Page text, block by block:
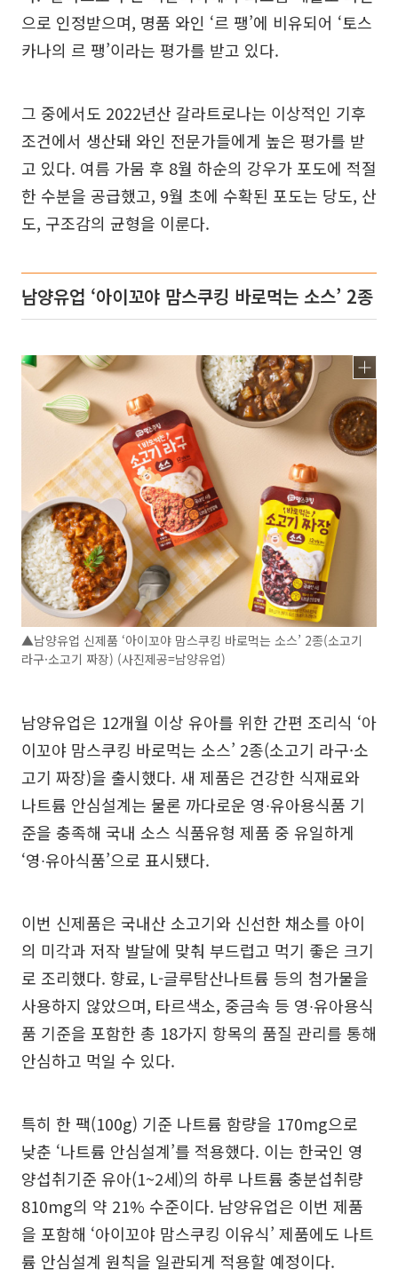
으로 인정받으며, 명품 와인 ‘르 팽’에 비유되어 ‘토스
카나의 르 팽’이라는 평가를 받고 있다.
그 중에서도 2022년산 갈라트로나는 이상적인 기후
조건에서 생산돼 와인 전문가들에게 높은 평가를 받
고 있다. 여름 가뭄 후 8월 하순의 강우가 포도에 적절
한 수분을 공급했고, 9월 초에 수확된 포도는 당도, 산
도, 구조감의 균형을 이룬다.
남양유업 ‘아이꼬야 맘스쿠킹 바로먹는 소스’ 2종
▲남양유업 신제품 ‘아이꼬야 맘스쿠킹 바로먹는 소스’ 2종(소고기
라구·소고기 짜장) (사진제공=남양유업)
남양유업은 12개월 이상 유아를 위한 간편 조리식 ‘아
이꼬야 맘스쿠킹 바로먹는 소스’ 2종(소고기 라구·소
고기 짜장)을 출시했다. 새 제품은 건강한 식재료와
나트륨 안심설계는 물론 까다로운 영∙유아용식품 기
준을 충족해 국내 소스 식품유형 제품 중 유일하게
‘영∙유아식품’으로 표시됐다.
이번 신제품은 국내산 소고기와 신선한 채소를 아이
의 미각과 저작 발달에 맞춰 부드럽고 먹기 좋은 크기
로 조리했다. 향료, L-글루탐산나트륨 등의 첨가물을
사용하지 않았으며, 타르색소, 중금속 등 영∙유아용식
품 기준을 포함한 총 18가지 항목의 품질 관리를 통해
안심하고 먹일 수 있다.
특히 한 팩(100g) 기준 나트륨 함량을 170mg으로
낮춘 ‘나트륨 안심설계’를 적용했다. 이는 한국인 영
양섭취기준 유아(1~2세)의 하루 나트륨 충분섭취량
810mg의 약 21% 수준이다. 남양유업은 이번 제품
을 포함해 ‘아이꼬야 맘스쿠킹 이유식’ 제품에도 나트
륨 안심설계 원칙을 일관되게 적용할 예정이다.